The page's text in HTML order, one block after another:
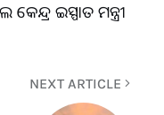
ଇସ୍ପାତ ମନ୍ତ୍ରୀ
NEXT ARTICLE